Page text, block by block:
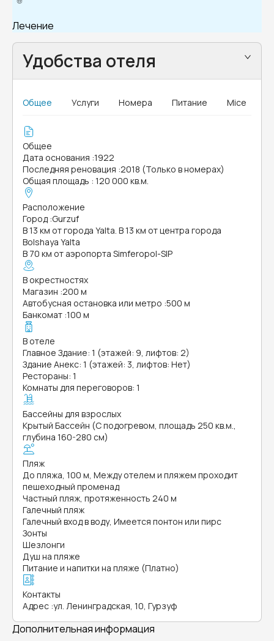
Лечение
Удобства отеля
Общее Услуги Номера Питание Mice
Общее
Дата основания :1922
Последняя реновация :2018 (Только в номерах)
Общая площадь : 120 000 кв.м.
Расположение
Город :Gurzuf
В 13 км от города Yalta. В 13 км от центра города
Bolshaya Yalta
В 70 км от аэропорта Simferopol-SIP
В окрестностях
Магазин :200 м
Автобусная остановка или метро :500 м
Банкомат :100 м
В отеле
Главное Здание: 1 (этажей: 9, лифтов: 2)
Здание Анекс: 1 (этажей: 3, лифтов: Нет)
Рестораны: 1
Комнаты для переговоров: 1
Бассейны для взрослых
Крытый Бассейн (С подогревом, площадь 250 кв.м.,
глубина 160-280 см)
Пляж
До пляжа, 100 м, Между отелем и пляжем проходит
пешеходный променад
Частный пляж, протяженность 240 м
Галечный пляж
Галечный вход в воду, Имеется понтон или пирс
Зонты
Шезлонги
Душ на пляже
Питание и напитки на пляже (Платно)
Контакты
Адрес :ул. Ленинградская, 10, Гурзуф
Дополнительная информация